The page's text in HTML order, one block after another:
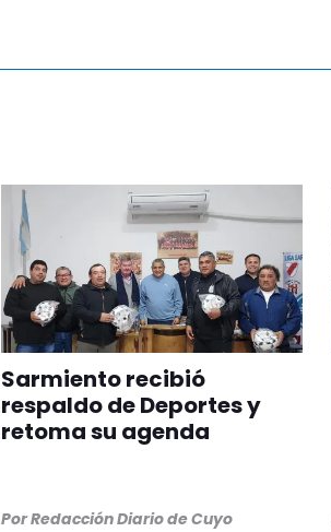
Sarmiento recibió
respaldo de Deportes y
retoma su agenda
PorRedacción Diario de Cuyo